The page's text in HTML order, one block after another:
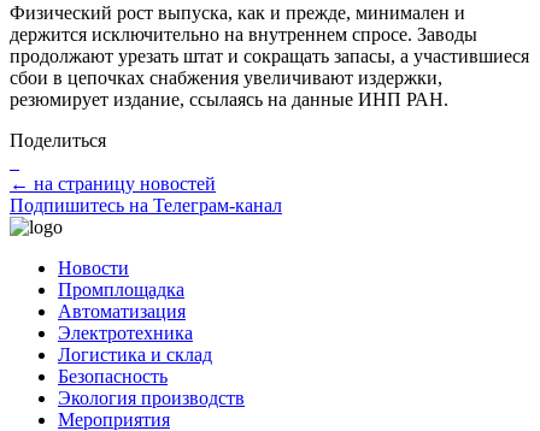
Физический рост выпуска, как и прежде, минимален и
держится исключительно на внутреннем спросе. Заводы
продолжают урезать штат и сокращать запасы, а участившиеся
сбои в цепочках снабжения увеличивают издержки,
резюмирует издание, ссылаясь на данные ИНП РАН.
Поделиться
← на страницу новостей
Подпишитесь на Телеграм-канал
Новости
Промплощадка
Автоматизация
Электротехника
Логистика и склад
Безопасность
Экология производств
Мероприятия